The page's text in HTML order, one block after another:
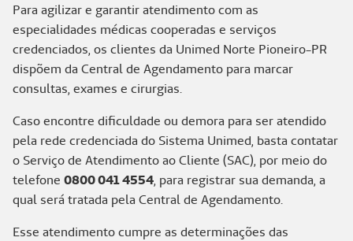
Para agilizar e garantir atendimento com as
especialidades médicas cooperadas e serviços
credenciados, os clientes da Unimed Norte Pioneiro-PR
dispõem da Central de Agendamento para marcar
consultas, exames e cirurgias.
Caso encontre dificuldade ou demora para ser atendido
pela rede credenciada do Sistema Unimed, basta contatar
o Serviço de Atendimento ao Cliente (SAC), por meio do
telefone 0800 041 4554, para registrar sua demanda, a
qual será tratada pela Central de Agendamento.
Esse atendimento cumpre as determinações das